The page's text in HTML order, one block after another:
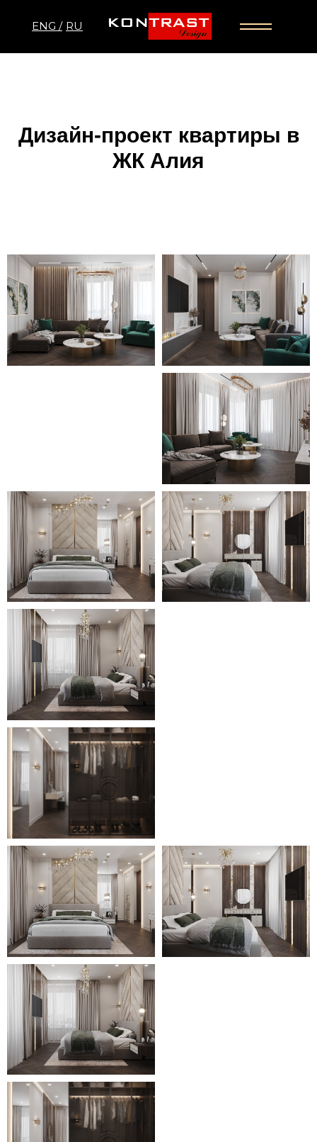
ENG / RU
Дизайн-проект квартиры в
ЖК Алия